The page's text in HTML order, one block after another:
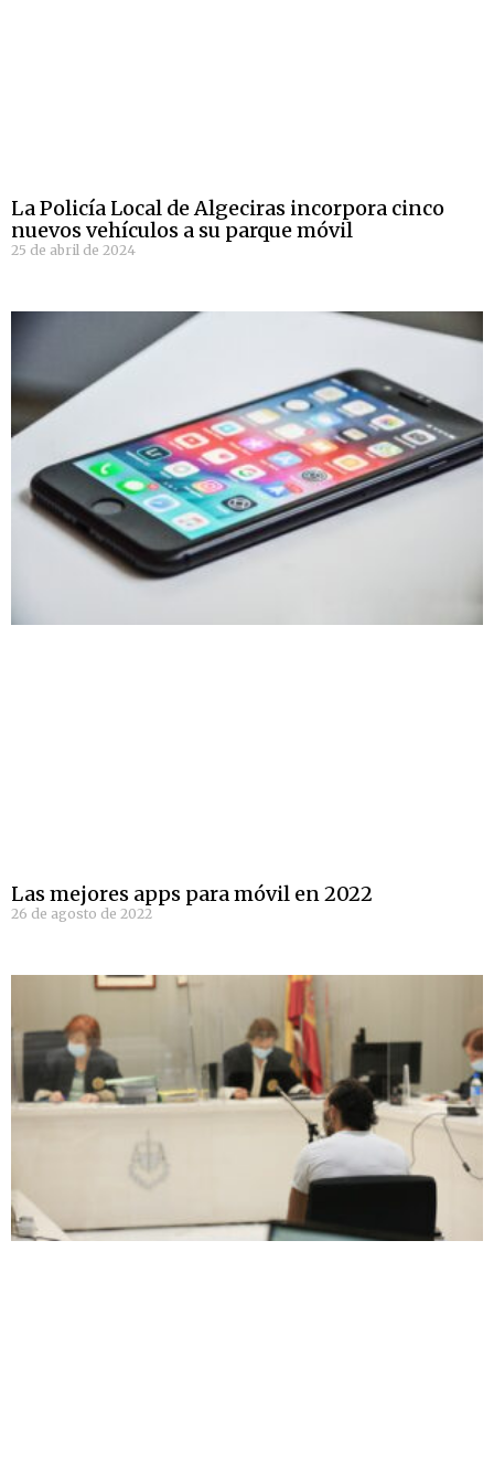
La Policía Local de Algeciras incorpora cinco
nuevos vehículos a su parque móvil
25 de abril de 2024
Las mejores apps para móvil en 2022
26 de agosto de 2022